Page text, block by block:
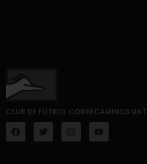
CLUB DE FÚTBOL CORRECAMINOS UAT